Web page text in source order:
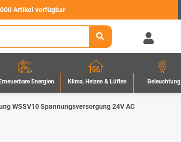
Artikel verfügbar
Energien Klima, Heizen & Lüften Beleuchtung
WSSV10 Spannungsversorgung 24V AC